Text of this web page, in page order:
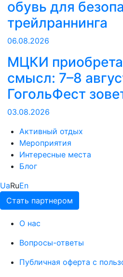
обувь для
трейлраннинга
06.08.2026
МЦКИ
смысл: 7–8
ГогольФест
03.08.2026
Активный отдых
Мероприятия
Интересные места
Блог
UaRuEn
Стать партнером
О нас
Вопросы-ответы
Публичная оферта с